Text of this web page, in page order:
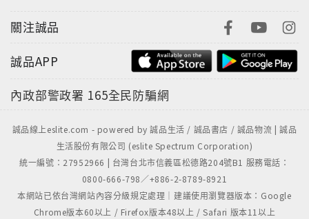
關注誠品
誠品APP
內政部警政署 165全民防騙網
誠品線上eslite.com - powered by 誠品生活 / 誠品書店 / 誠品物流 | 誠品
生活股份有限公司 (eslite Spectrum Corporation)
統一編號：27952966 | 台灣台北市信義區松德路204號B1 服務電話：
0800-666-798／+886-2-8789-8921
本網站已依台灣網站內容分級規定處理｜建議使用瀏覽器版本：Google
Chrome版本60以上 / Firefox版本48以上 / Safari 版本11以上